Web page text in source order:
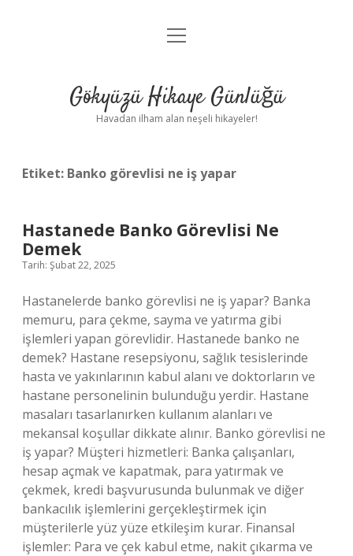
Anasayfa
Yasal Uyarı
menüyü
Gökyüzü Hikaye Günlüğü
Havadan ilham alan neşeli hikayeler!
Etiket: Banko görevlisi ne iş yapar
Hastanede Banko Görevlisi Ne
Demek
Tarih: Şubat 22, 2025
Hastanelerde banko görevlisi ne iş yapar? Banka
memuru, para çekme, sayma ve yatırma gibi
işlemleri yapan görevlidir. Hastanede banko ne
demek? Hastane resepsiyonu, sağlık tesislerinde
hasta ve yakınlarının kabul alanı ve doktorların ve
hastane personelinin bulunduğu yerdir. Hastane
masaları tasarlanırken kullanım alanları ve
mekansal koşullar dikkate alınır. Banko görevlisi ne
iş yapar? Müşteri hizmetleri: Banka çalışanları,
hesap açmak ve kapatmak, para yatırmak ve
çekmek, kredi başvurusunda bulunmak ve diğer
bankacılık işlemlerini gerçekleştirmek için
müşterilerle yüz yüze etkileşim kurar. Finansal
işlemler: Para ve çek kabul etme, nakit çıkarma ve